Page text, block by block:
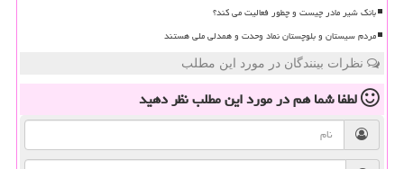
بانک شیر مادر چیست و چطور فعالیت می کند؟
مردم سیستان و بلوچستان نماد وحدت و همدلی ملی هستند
نظرات بینندگان در مورد این مطلب
لطفا شما همدر مورد این مطلبنظر دهید